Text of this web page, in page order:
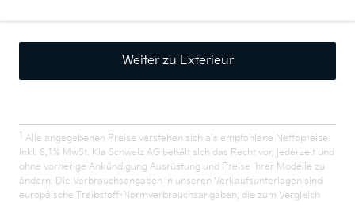
Weiter zu Exterieur
1 Alle angegebenen Preise verstehen sich als empfohlene Nettopreise
inkl. 8,1% MwSt. Kia Schweiz AG behält sich das Recht vor, jederzeit und
ohne vorherige Ankündigung Ausrüstung und Preise ihrer Modelle zu
ändern. Die Verbrauchsangaben in unseren Verkaufsunterlagen sind
europäische Treibstoff-Normverbrauchsangaben, die zum Vergleich